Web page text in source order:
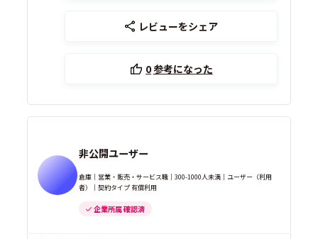
レビューをシェア
0参考になった
非公開ユーザー
倉庫｜営業・販売・サービス職｜300-1000人未満｜ユーザー（利用
者）｜契約タイプ 有償利用
企業所属 確認済